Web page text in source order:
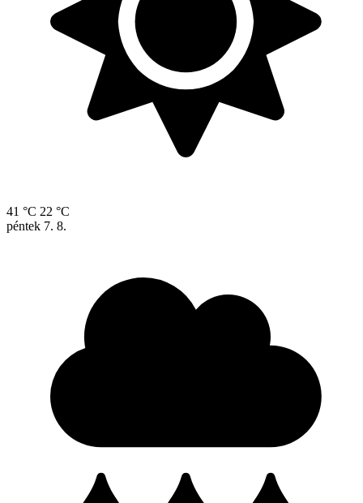
41 °C 22 °C
péntek 7. 8.